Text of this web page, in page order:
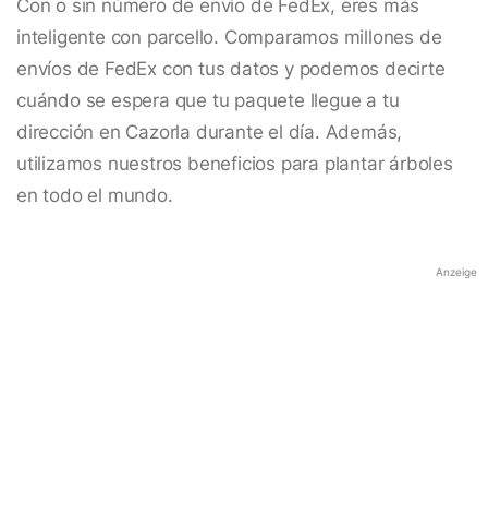
Con o sin número de envío de FedEx, eres más
inteligente con parcello. Comparamos millones de
envíos de FedEx con tus datos y podemos decirte
cuándo se espera que tu paquete llegue a tu
dirección en Cazorla durante el día. Además,
utilizamos nuestros beneficios para plantar árboles
en todo el mundo.
Anzeige